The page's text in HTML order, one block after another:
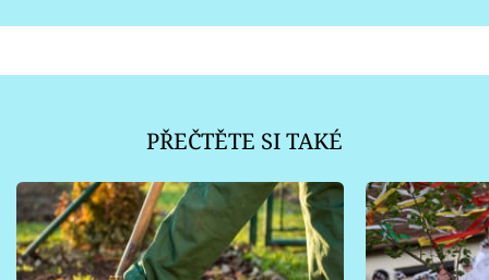
Témata
Zahrada
Design
PŘEČTĚTE SI TAKÉ